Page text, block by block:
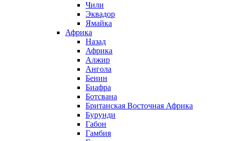
Чили
Эквадор
Ямайка
Африка
Назад
Африка
Алжир
Ангола
Бенин
Биафра
Ботсвана
Британская Восточная Африка
Бурунди
Габон
Гамбия